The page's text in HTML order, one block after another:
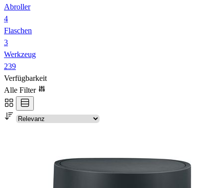
Abroller
4
Flaschen
3
Werkzeug
239
Verfügbarkeit
Alle Filter